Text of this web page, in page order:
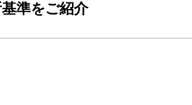
準をご紹介